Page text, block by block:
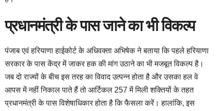
प्रधानमंत्री के पास जाने का भी विकल्प
पंजाब एवं हरियाणा हाईकोर्ट के अधिवक्ता अभिषेक ने बताया कि पहले हरियाणा
सरकार के पास केंद्र में जाकर हक की मांग उठाने का भी मजबूत विकल्प है।
जब दो राज्यों के बीच इस तरह का विवाद उत्पन्न होता है और उसका हल वे
आपस में नहीं निकाल पाते हैं तो आर्टिकल 257 में मिली शक्तियों के तहत
प्रधानमंत्री के पास विशेषाधिकार होता है कि फैसला करें। हालांकि, इस